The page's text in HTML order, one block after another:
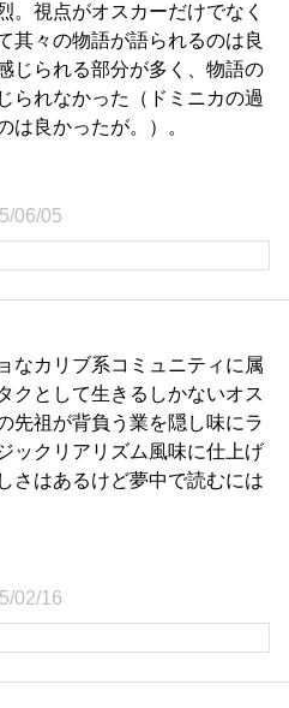
。視点がオスカーだけでなく
其々の物語が語られるのは良
じられる部分が多く、物語の
られなかった（ドミニカの過
は良かったが。）。
06/05
なカリブ系コミュニティに属
クとして生きるしかないオス
先祖が背負う業を隠し味にラ
ックリアリズム風味に仕上げ
さはあるけど夢中で読むには
02/16